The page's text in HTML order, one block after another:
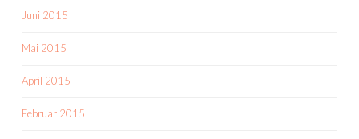
Juni 2015
Mai 2015
April 2015
Februar 2015